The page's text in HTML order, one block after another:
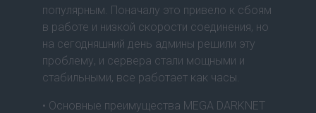
популярным. Поначалу это привело к сбоям
в работе и низкой скорости соединения, но
на сегодняшний день админы решили эту
проблему, и сервера стали мощными и
стабильными, все работает как часы.
• Основные преимущества MEGA DARKNET